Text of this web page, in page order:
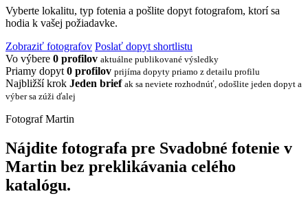
Vyberte lokalitu, typ fotenia a pošlite dopyt fotografom, ktorí sa
hodia k vašej požiadavke.
Zobraziť fotografov Poslať dopyt shortlistu
Vo výbere 0 profilov aktuálne publikované výsledky
Priamy dopyt 0 profilov prijíma dopyty priamo z detailu profilu
Najbližší krok Jeden brief ak sa neviete rozhodnúť, odošlite jeden dopyt a
výber sa zúži ďalej
Fotograf Martin
Nájdite fotografa pre Svadobné fotenie v
Martin bez preklikávania celého
katalógu.